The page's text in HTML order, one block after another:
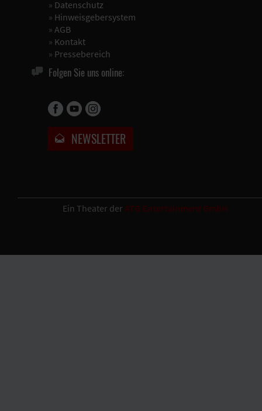
» Datenschutz
» Hinweisgebersystem
» AGB
» Kontakt
» Pressebereich
Folgen Sie uns online:
NEWSLETTER
Ein Theater der ATG Entertainment GmbH